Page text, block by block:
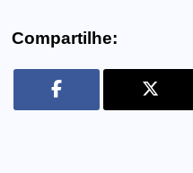
Compartilhe: